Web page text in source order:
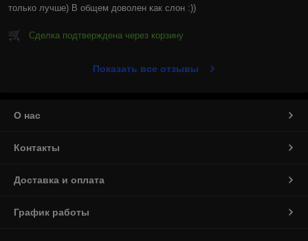
только лучше) В общем доволен как слон :))
Сделка подтверждена через корзину
Показать все отзывы
О нас
Контакты
Доставка и оплата
График работы